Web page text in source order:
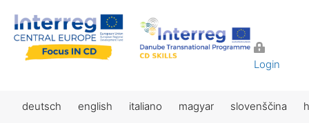
Login
deutsch english italiano magyar slovenščina